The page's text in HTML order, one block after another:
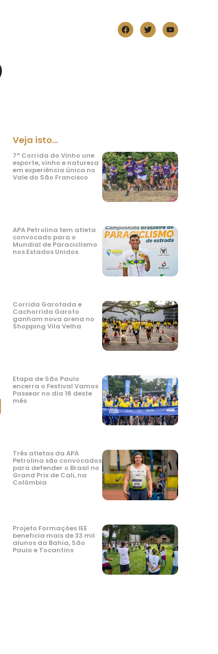
Veja isto...
7ª Corrida do Vinho une
esporte, vinho e natureza
em experiência única no
Vale do São Francisco
APA Petrolina tem atleta
convocado para o
Mundial de Paraciclismo
nos Estados Unidos
Corrida Garotada e
Cachorrida Garoto
ganham nova arena no
Shopping Vila Velha
Etapa de São Paulo
encerra o Festival Vamos
Passear no dia 16 deste
mês
Três atletas da APA
Petrolina são convocados
para defender o Brasil no
Grand Prix de Cali, na
Colômbia
Projeto Formações IEE
beneficia mais de 33 mil
alunos da Bahia, São
Paulo e Tocantins